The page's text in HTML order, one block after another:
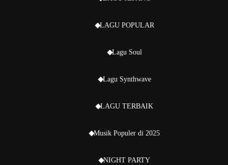
LAGU POPULAR
Lagu Soul
Lagu Synthwave
LAGU TERBAIK
Musik Populer di 2025
NIGHT PARTY